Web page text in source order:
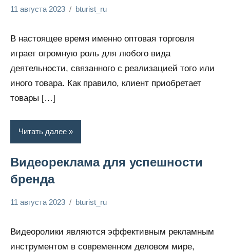
финансы
11 августа 2023 bturist_ru
В настоящее время именно оптовая торговля
играет огромную роль для любого вида
деятельности, связанного с реализацией того или
иного товара. Как правило, клиент приобретает
товары […]
Читать далее
Видеореклама для успешности
бренда
финансы
11 августа 2023 bturist_ru
Видеоролики являются эффективным рекламным
инструментом в современном деловом мире,